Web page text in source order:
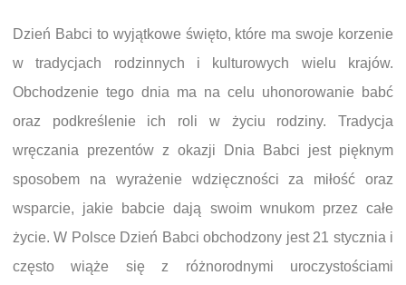
Dzień Babci to wyjątkowe święto, które ma swoje korzenie
w tradycjach rodzinnych i kulturowych wielu krajów.
Obchodzenie tego dnia ma na celu uhonorowanie babć
oraz podkreślenie ich roli w życiu rodziny. Tradycja
wręczania prezentów z okazji Dnia Babci jest pięknym
sposobem na wyrażenie wdzięczności za miłość oraz
wsparcie, jakie babcie dają swoim wnukom przez całe
życie. W Polsce Dzień Babci obchodzony jest 21 stycznia i
często wiąże się z różnorodnymi uroczystościami